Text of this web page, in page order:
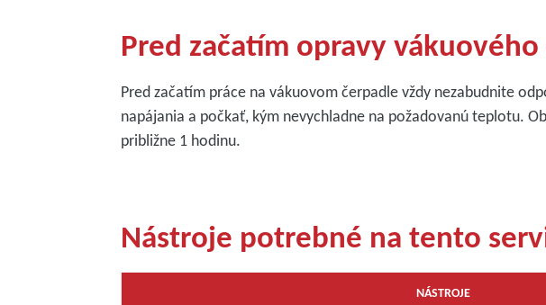
Pred začatím opravy
Pred začatím práce na vákuovom čerpadle vždy nezabudnite
napájania a počkať, kým nevychladne na požadovanú teplotu.
približne 1 hodinu.
Nástroje potrebné na tento
NÁSTROJE